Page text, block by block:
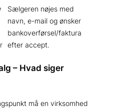
Sælgeren nøjes med
navn, e-mail og ønsker
bankoverførsel/faktura
efter accept.
– Hvad siger
må en virksomhed